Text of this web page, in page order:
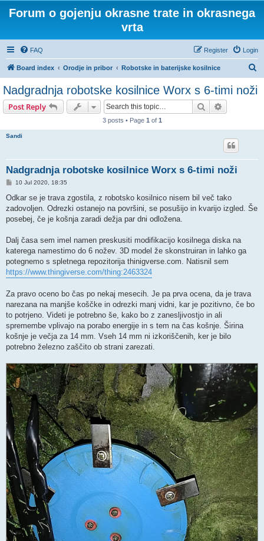
Forum o gojenju okrasne trate in okrasnega
vrta
FAQ Login
Register
Board index Orodje in pribor Robotske in baterijske kosilnice
Nadgradnja robotske kosilnice Worx s 6-timi noži
Post Reply Search
3 posts • Page 1 of 1
Sandi
Nadgradnja robotske kosilnice Worx s 6-timi noži
P
s
10 Jul 2020, 18:35
Odkar se je trava zgostila, z robotsko kosilnico nisem bil več tako
zadovoljen. Odrezki ostanejo na površini, se posušijo in kvarijo izgled. Še
posebej, če je košnja zaradi dežja par dni odložena.
Dalj časa sem imel namen preskusiti modifikacijo kosilnega diska na
katerega namestimo do 6 nožev. 3D model že skonstruiran in lahko ga
potegnemo s spletnega repozitorija thinigverse.com. Natisnil sem
https://www.thingiverse.com/thing:2463324
Za pravo oceno bo čas po nekaj mesecih. Je pa prva ocena, da je trava
narezana na manjše koščke in odrezki manj vidni, kar je pozitivno, če bo
to potrjeno. Videti je potrebno še, kako bo z zanesljivostjo in ali
spremembe vplivajo na porabo energije in s tem na čas košnje. Širina
košnje je večja za 14 mm. Vseh 14 mm ni izkoriščenih, ker je bilo
potrebno železno zaščito ob strani zarezati.